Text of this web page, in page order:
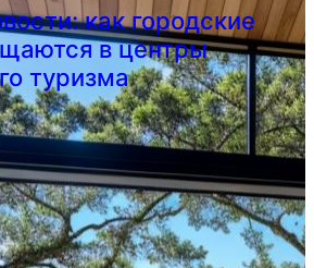
как городские
в центры
туризма